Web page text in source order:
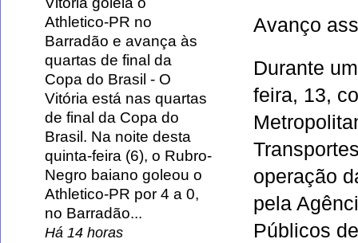
Avanço
Durante
feira, 13,
operação
pela
Públicos
Athletico-PR no
Barradão e avança às
quartas de final da
Copa do Brasil - O
Vitória está nas quartas
de final da Copa do
Brasil. Na noite desta
quinta-feira (6), o Rubro-
Negro baiano goleou o
Athletico-PR por 4 a 0,
no Barradão...
Há 14 horas